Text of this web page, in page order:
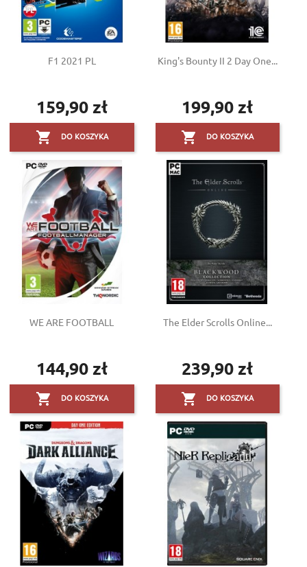
F1 2021 PL
Cena
159,90 zł
 DO KOSZYKA
King's Bounty II 2 Day One...
Cena
199,90 zł
 DO KOSZYKA
WE ARE FOOTBALL
Cena
144,90 zł
 DO KOSZYKA
The Elder Scrolls Online...
Cena
239,90 zł
 DO KOSZYKA